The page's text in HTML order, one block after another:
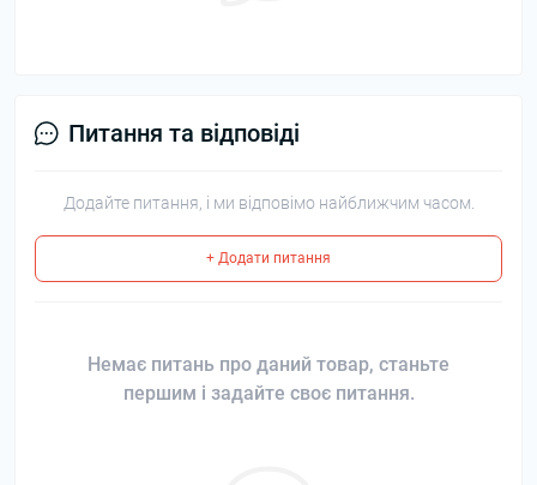
Питання та відповіді
Додайте питання, і ми відповімо найближчим часом.
+ Додати питання
Немає питань про даний товар, станьте
першим і задайте своє питання.